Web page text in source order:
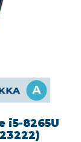
i5-8265U